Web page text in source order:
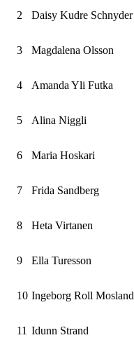
2 Daisy Kudre Schnyder
3 Magdalena Olsson
4 Amanda Yli Futka
5 Alina Niggli
6 Maria Hoskari
7 Frida Sandberg
8 Heta Virtanen
9 Ella Turesson
10 Ingeborg Roll Mosland
11 Idunn Strand